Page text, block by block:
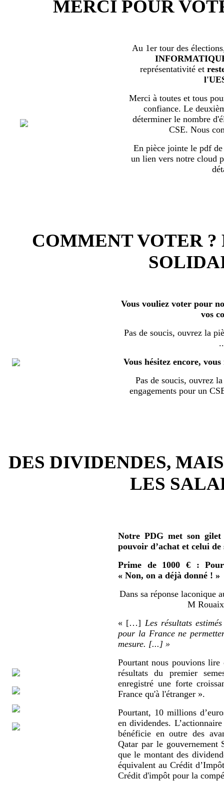
MERCI POUR
Au 1er tour des
représentativité et
Merci à toutes et tous
confiance. Le
déterminer le nombre
CSE. Nous
En pièce jointe le pdf de
un lien vers notre cloud
COMMENT VOTER ?
Vous vouliez voter pour
vos
Pas de soucis, ouvrez la
Vous hésitez encore,
Pas de soucis, ouvrez
engagements pour un
DES DIVIDENDES,
LES
Notre PDG met son
pouvoir d’achat et celui de
Prime de 1000 € :
« Non, on a déjà donné ! »
Dans sa réponse laconique
M
« […] Les résultats
pour la France ne
mesure. [...] »
Pourtant nous pouvions lire
résultats du premier
enregistré une forte
France qu'à l'étranger ».
Pourtant, 10 millions
en dividendes.
bénéficie en outre des
Qatar par le gouvernement
que le montant des
équivalent au Crédit
Crédit d'impôt pour la